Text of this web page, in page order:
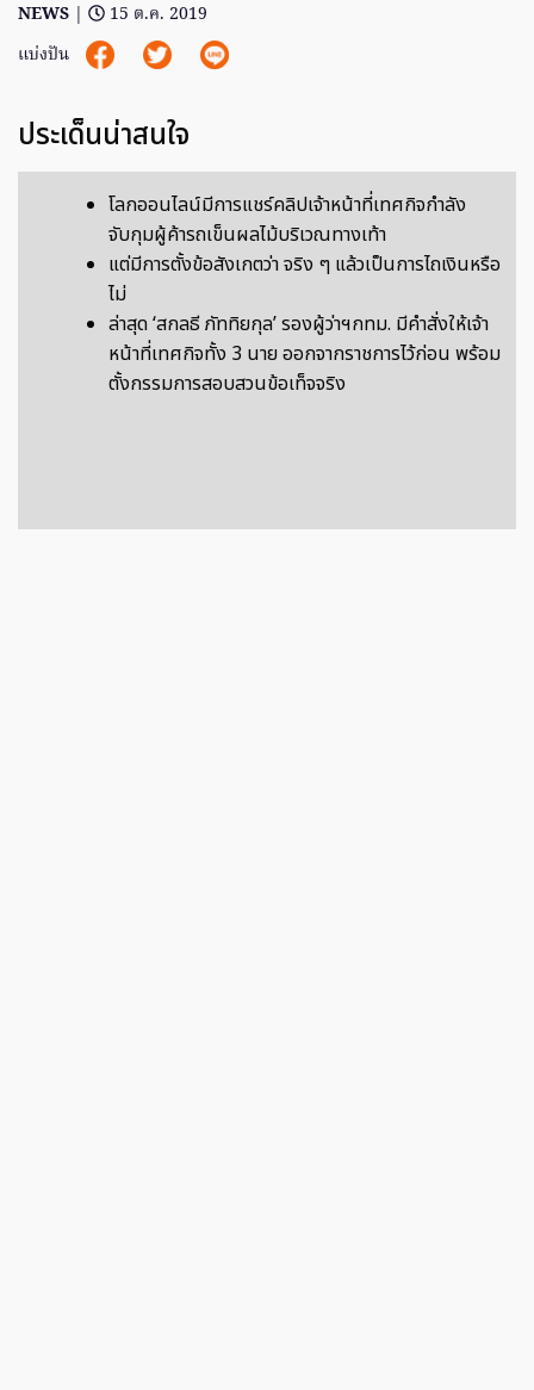
NEWS |
15 ต.ค. 2019
แบ่งปัน
ประเด็นน่าสนใจ
โลกออนไลน์มีการแชร์คลิปเจ้าหน้าที่เทศกิจกำลัง
จับกุมผู้ค้ารถเข็นผลไม้บริเวณทางเท้า
แต่มีการตั้งข้อสังเกตว่า จริง ๆ แล้วเป็นการไถเงินหรือ
ไม่
ล่าสุด ‘สกลธี ภัททิยกุล’ รองผู้ว่าฯกทม. มีคำสั่งให้เจ้า
หน้าที่เทศกิจทั้ง 3 นาย ออกจากราชการไว้ก่อน พร้อม
ตั้งกรรมการสอบสวนข้อเท็จจริง